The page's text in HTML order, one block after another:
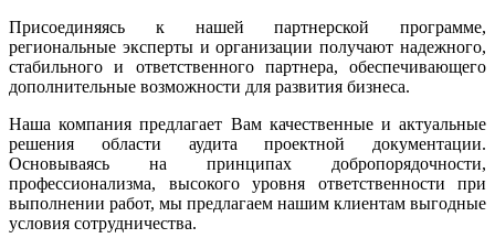
Присоединяясь к нашей партнерской программе,
региональные эксперты и организации получают надежного,
стабильного и ответственного партнера, обеспечивающего
дополнительные возможности для развития бизнеса.
Наша компания предлагает Вам качественные и актуальные
решения области аудита проектной документации.
Основываясь на принципах добропорядочности,
профессионализма, высокого уровня ответственности при
выполнении работ, мы предлагаем нашим клиентам выгодные
условия сотрудничества.